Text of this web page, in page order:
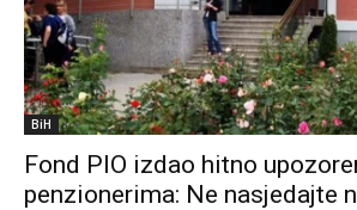
BiH
Fond PIO izdao hitno
penzionerima: Ne nasjedajte